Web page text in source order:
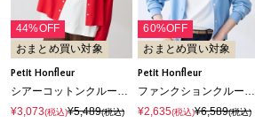
44%OFF
おまとめ買い対象
Petit Honfleur
シアーコットンクルーネックカットカーディガン【接触冷感・UVカット】
¥3,073(税込)¥5,489(税込)
60%OFF
おまとめ買い対象
Petit Honfleur
ファンクションクルーネックカーディガン【接触冷感・UVカット・ウォッシャブル】
¥2,635(税込)¥6,589(税込)